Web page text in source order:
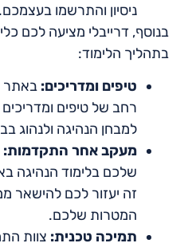
ניסיון והתרשמו בעצמכם.
בנוסף, דרייבלי מציעה לכם
בתהליך הלימוד:
טיפים ומדריכים: באתר
רחב של טיפים
למבחן הנהיגה ולנהוג
מעקב אחר התקדמות:
שלכם בלימוד הנהיגה
זה יעזור לכם להישאר
המטרות שלכם.
תמיכה טכנית: צוות